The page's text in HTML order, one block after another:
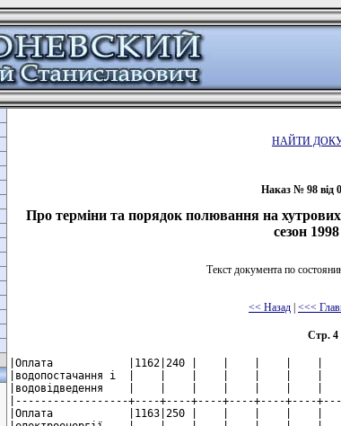
НАЙТИ
Наказ № 98 від
Про терміни та порядок полювання на хутрових
сезон
Текст документа по
<< Назад | <<<
Стр. 4
|Оплата            |1162|240 |    |    |    |    |    |     |   |    |    |    |   |    |    |     |
|водопостачання і  |    |    |    |    |    |    |    |     |   |    |    |    |   |    |    |     |
|водовідведення    |    |    |    |    |    |    |    |     |   |    |    |    |   |    |    |     |
|------------------+----+----+----+----+----+----+----+-----+---+----+----+----+---+----+----+-----|
|Оплата            |1163|250 |    |    |    |    |    |     |   |    |    |    |   |    |    |     |
|електроенергії    |    |    |    |    |    |    |    |     |   |    |    |    |   |    |    |     |
|------------------+----+----+----+----+----+----+----+-----+---+----+----+----+---+----+----+-----|
|Оплата природного |1164|260 |    |    |    |    |    |     |   |    |    |    |   |    |    |     |
|газу              |    |    |    |    |    |    |    |     |   |    |    |    |   |    |    |     |
|------------------+----+----+----+----+----+----+----+-----+---+----+----+----+---+----+----+-----|
|Оплата інших      |1165|270 |    |    |    |    |    |     |   |    |    |    |   |    |    |     |
|комунальних послуг|    |    |    |    |    |    |    |     |   |    |    |    |   |    |    |     |
|------------------+----+----+----+----+----+----+----+-----+---+----+----+----+---+----+----+-----|
|   Оплата інших   |1166|280 |    |    |    |    |    |     |   |    |    |    |   |    |    |     |
|   енергоносіїв   |    |    |    |    |    |    |    |     |   |    |    |    |   |    |    |     |
|------------------+----+----+----+----+----+----+----+-----+---+----+----+----+---+----+----+-----|
|Дослідження і     |1170|290 |    |    |    |    |    |     |   |    |    |    |   |    |    |     |
|розробки, державні|    |    |    |    |    |    |    |     |   |    |    |    |   |    |    |     |
|програми          |    |    |    |    |    |    |    |     |   |    |    |    |   |    |    |     |
|------------------+----+----+----+----+----+----+----+-----+---+----+----+----+---+----+----+-----|
|Виплата процентів |1200|300 |    |    |    |    |    |     |   |    |    |    |   |    |    |     |
|(доходу) за       |    |    |    |    |    |    |    |     |   |    |    |    |   |    |    |     |
|зобов'язаннями    |    |    |    |    |    |    |    |     |   |    |    |    |   |    |    |     |
|------------------+----+----+----+----+----+----+----+-----+---+----+----+----+---+----+----+-----|
|Субсидії і поточні|1300|310 |    |    |    |    |    |     |   |    |    |    |   |    |    |     |
|трансферти        |    |    |    |    |    |    |    |     |   |    |    |    |   |    |    |     |
|------------------+----+----+----+----+----+----+----+-----+---+----+----+----+---+----+----+-----|
|Субсидії та       |1310|320 |    |    |    |    |    |     |   |    |    |    |   |    |    |     |
|поточні трансферти|    |    |    |    |    |    |    |     |   |    |    |    |   |    |    |     |
|підприємствам     |    |    |    |    |    |    |    |     |   |    |    |    |   |    |    |     |
|(установам,       |    |    |    |    |    |    |    |     |   |    |    |    |   |    |    |     |
|організаціям)     |    |    |    |    |    |    |    |     |   |    |    |    |   |    |    |     |
|------------------+----+----+----+----+----+----+----+-----+---+----+----+----+---+----+----+-----|
|Поточні трансферти|1320|330 |    |    |    |    |    |     |   |    |    |    |   |    |    |     |
|органам державного|    |    |    |    |    |    |    |     |   |    |    |    |   |    |    |     |
|управління інших  |    |    |    |    |    |    |    |     |   |    |    |    |   |    |    |     |
|рівнів            |    |    |    |    |    |    |    |     |   |    |    |    |   |    |    |     |
|------------------+----+----+----+----+----+----+----+-----+---+----+----+----+---+----+----+-----|
|Поточні трансферти|1340|340 |    |    |    |    |    |     |   |    |    |    |   |    |    |     |
|населенню         |    |    |    |    |    |    |    |     |   |    |    |    |   |    |    |     |
|------------------+----+----+----+----+----+----+----+-----+---+----+----+----+---+----+----+-----|
|Виплата пенсій і  |1341|350 |    |    |    |    |    |     |   |    |    |    |   |    |    |     |
|допомоги          |    |    |    |    |    |    |    |     |   |    |    |    |   |    |    |     |
|------------------+----+----+----+----+----+----+----+-----+---+----+----+----+---+----+----+-----|
|Стипендії         |1342|360 |    |    |    |    |    |     |   |    |    |    |   |    |    |     |
|------------------+----+----+----+----+----+----+----+-----+---+----+----+----+---+----+----+-----|
|Інші поточні      |1343|370 |    |    |    |    |    |     |   |    |    |    |   |    |    |     |
|трансферти        |    |    |    |    |    |    |    |     |   |    |    |    |   |    |    |     |
|населенню         |    |    |    |    |    |    |    |     |   |    |    |    |   |    |    |     |
|------------------+----+----+----+----+----+----+----+-----+---+----+----+----+---+----+----+-----|
|Поточні трансферти|1350|380 |    |    |    |    |    |     |   |    |    |